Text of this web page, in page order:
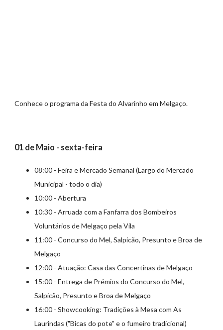
Conhece o programa da Festa do Alvarinho em Melgaço.
01 de Maio - sexta-feira
08:00 - Feira e Mercado Semanal (Largo do Mercado
Municipal - todo o dia)
10:00 - Abertura
10:30 - Arruada com a Fanfarra dos Bombeiros
Voluntários de Melgaço pela Vila
11:00 - Concurso do Mel, Salpicão, Presunto e Broa de
Melgaço
12:00 - Atuação: Casa das Concertinas de Melgaço
15:00 - Entrega de Prémios do Concurso do Mel,
Salpicão, Presunto e Broa de Melgaço
16:00 - Showcooking: Tradições à Mesa com As
Laurindas ("Bicas do pote" e o fumeiro tradicional)